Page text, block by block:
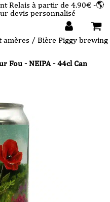
Relais à partir de 4.90€ -🌎
devis personnalisé
amères / Bière Piggy brewing
Fou - NEIPA - 44cl Can